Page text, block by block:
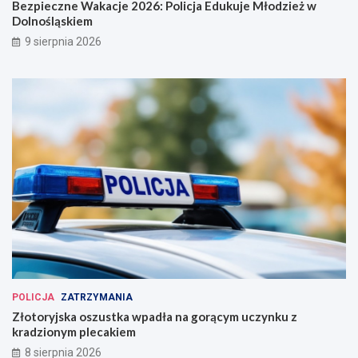
Bezpieczne Wakacje 2026: Policja Edukuje Młodzież w
Dolnośląskiem
9 sierpnia 2026
POLICJA ZATRZYMANIA
Złotoryjska oszustka wpadła na gorącym uczynku z
kradzionym plecakiem
8 sierpnia 2026